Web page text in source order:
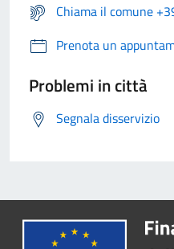
Chiama il comune
Prenota un
Problemi in città
Segnala disservizio